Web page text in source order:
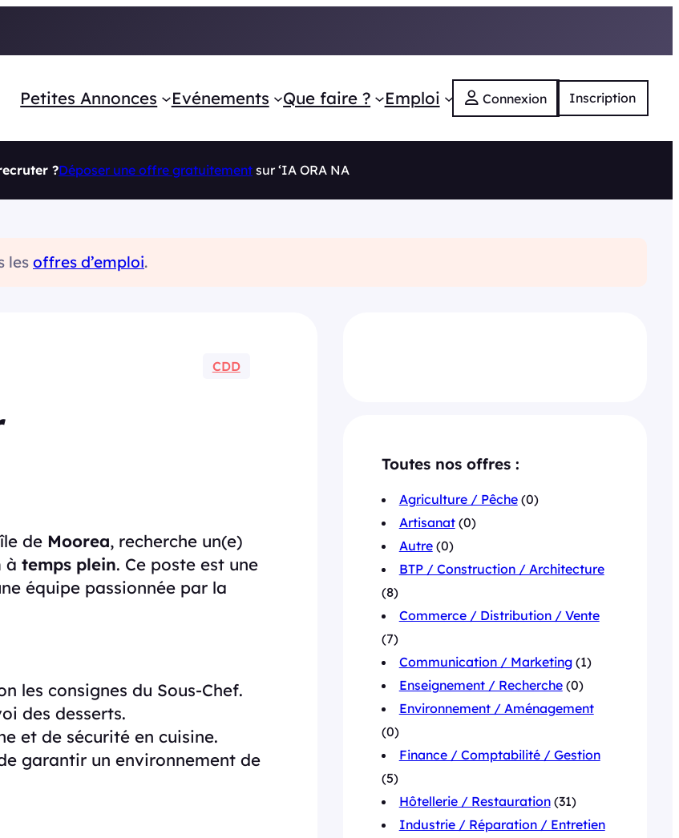
Petites Annonces Evénements Que faire ? Emploi Connexion Inscription
?Déposer une offre gratuitement sur ‘IA ORA NA
les offres d’emploi.
CDD
de Moorea, recherche un(e)
à temps plein. Ce poste est une
équipe passionnée par la
les consignes du Sous-Chef.
des desserts.
et de sécurité en cuisine.
garantir un environnement de
Toutes nos offres :
Agriculture / Pêche(0)
Artisanat(0)
Autre(0)
BTP / Construction / Architecture
(8)
Commerce / Distribution / Vente
(7)
Communication / Marketing(1)
Enseignement / Recherche(0)
Environnement / Aménagement
(0)
Finance / Comptabilité / Gestion
(5)
Hôtellerie / Restauration(31)
Industrie / Réparation / Entretien